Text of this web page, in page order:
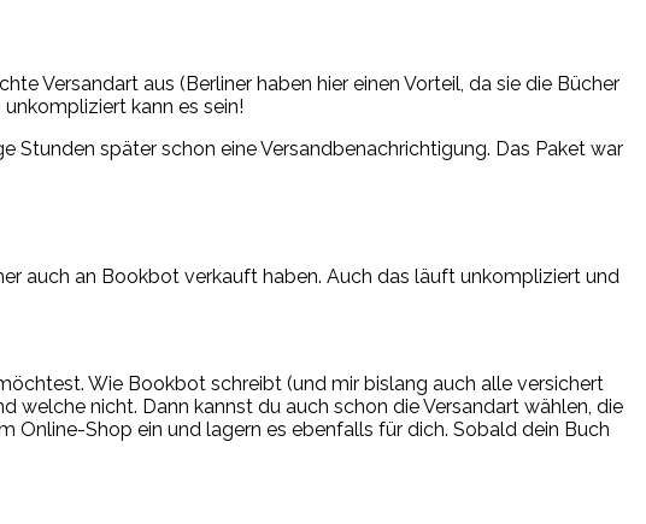
Versandart aus (Berliner haben hier einen Vorteil, da sie die Bücher
kann es sein!
Stunden später schon eine Versandbenachrichtigung. Das Paket war
auch an Bookbot verkauft haben. Auch das läuft unkompliziert und
Wie Bookbot schreibt (und mir bislang auch alle versichert
welche nicht. Dann kannst du auch schon die Versandart wählen, die
Online-Shop ein und lagern es ebenfalls für dich. Sobald dein Buch